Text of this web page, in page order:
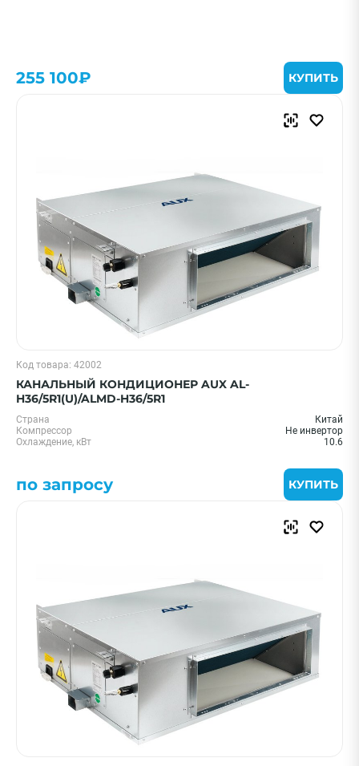
255 100₽ КУПИТЬ
Код товара: 42002
КАНАЛЬНЫЙ КОНДИЦИОНЕР AUX AL-
H36/5R1(U)/ALMD-H36/5R1
Страна
Китай
Компрессор
Не инвертор
Охлаждение, кВт
10.6
по запросу КУПИТЬ